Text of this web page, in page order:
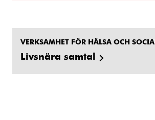
VERKSAMHET FÖR HÄLSA OCH
Livsnära samtal